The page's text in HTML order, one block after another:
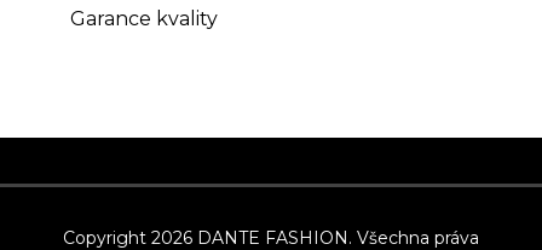
Garance kvality
á
Copyright 2026 DANTE FASHION. Všechna práva